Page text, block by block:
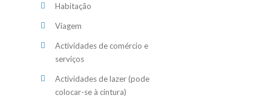
Habitação
Viagem
Actividades de comércio e
serviços
Actividades de lazer (pode
colocar-se à cintura)